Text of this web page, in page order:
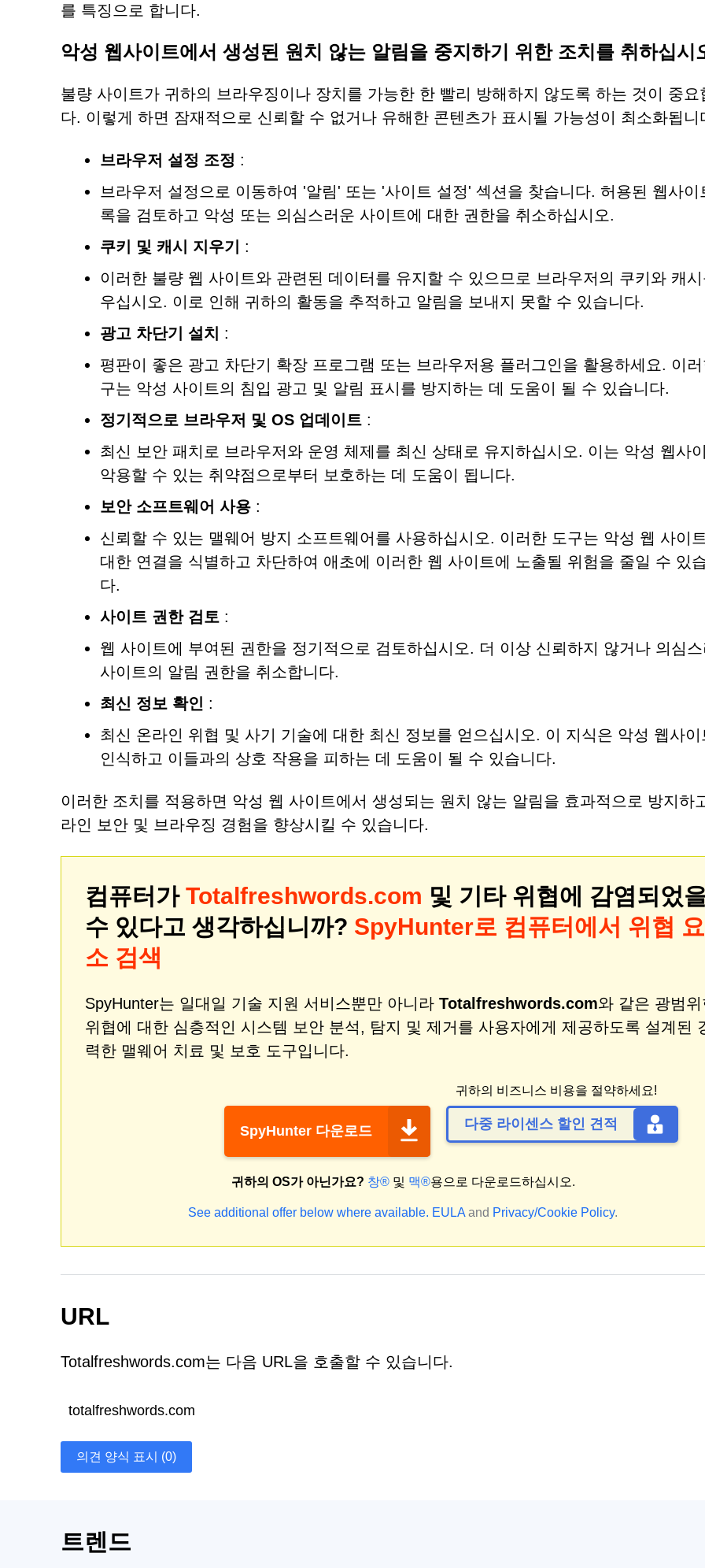
를 특징으로 합니다.
악성 웹사이트에서 생성된 원치 않는 알림을 중지하기 위한 조치를 취하십시
불량 사이트가 귀하의 브라우징이나 장치를 가능한 한 빨리 방해하지 않도록 하는 것이 중요
다. 이렇게 하면 잠재적으로 신뢰할 수 없거나 유해한 콘텐츠가 표시될 가능성이 최소화됩니
브라우저 설정 조정 :
브라우저 설정으로 이동하여 '알림' 또는 '사이트 설정' 섹션을 찾습니다. 허용된 웹사이
록을 검토하고 악성 또는 의심스러운 사이트에 대한 권한을 취소하십시오.
쿠키 및 캐시 지우기
:
이러한 불량 웹 사이트와 관련된 데이터를 유지할 수 있으므로 브라우저의 쿠키와 캐시
우십시오. 이로 인해 귀하의 활동을 추적하고 알림을 보내지 못할 수 있습니다.
광고 차단기 설치 :
평판이 좋은 광고 차단기 확장 프로그램 또는 브라우저용 플러그인을 활용하세요. 이러
구는 악성 사이트의 침입 광고 및 알림 표시를 방지하는 데 도움이 될 수 있습니다.
정기적으로 브라우저 및 OS 업데이트 :
최신 보안 패치로 브라우저와 운영 체제를 최신 상태로 유지하십시오. 이는 악성 웹사
악용할 수 있는 취약점으로부터 보호하는 데 도움이 됩니다.
보안 소프트웨어 사용 :
신뢰할 수 있는 맬웨어 방지 소프트웨어를 사용하십시오. 이러한 도구는 악성 웹 사이
대한 연결을 식별하고 차단하여 애초에 이러한 웹 사이트에 노출될 위험을 줄일 수 있
다.
사이트 권한 검토 :
웹 사이트에 부여된 권한을 정기적으로 검토하십시오. 더 이상 신뢰하지 않거나 의심
사이트의 알림 권한을 취소합니다.
최신 정보 확인 :
최신 온라인 위협 및 사기 기술에 대한 최신 정보를 얻으십시오. 이 지식은 악성 웹사이
인식하고 이들과의 상호 작용을 피하는 데 도움이 될 수 있습니다.
이러한 조치를 적용하면 악성 웹 사이트에서 생성되는 원치 않는 알림을 효과적으로 방지하
라인 보안 및 브라우징 경험을 향상시킬 수 있습니다.
컴퓨터가 Totalfreshwords.com 및 기타 위협에 감염되었
수 있다고 생각하십니까? SpyHunter로 컴퓨터에서 위협 요
소 검색
SpyHunter는 일대일 기술 지원 서비스뿐만 아니라 Totalfreshwords.com와 같은 광범위
위협에 대한 심층적인 시스템 보안 분석, 탐지 및 제거를 사용자에게 제공하도록 설계된
력한 맬웨어 치료 및 보호 도구입니다.
SpyHunter 다운로드
귀하의 비즈니스 비용을 절약하세요!
다중 라이센스 할인 견적
귀하의 OS가 아닌가요? 창®및 맥®용으로 다운로드하십시오.
See additional offer below where available. EULA and Privacy/Cookie Policy.
URL
Totalfreshwords.com는 다음 URL을 호출할 수 있습니다.
totalfreshwords.com
의견 양식 표시 (0)
트렌드